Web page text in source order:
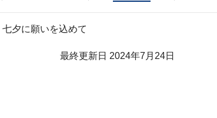
七夕に願いを込めて
最終更新日 2024年7月24日